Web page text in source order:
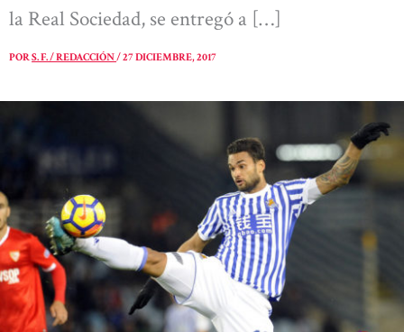
la Real Sociedad, se entregó a […]
PORS. F. / REDACCIÓN/27 DICIEMBRE, 2017